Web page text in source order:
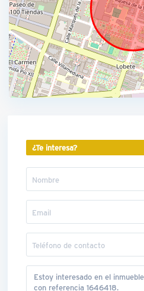
¿Te interesa?